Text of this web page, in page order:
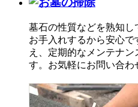
墓石の性質などを熟知し
お手入れするから安心
え、定期的なメンテナ
す。お気軽にお問い合わ